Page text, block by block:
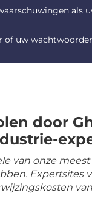
als
of uw
door
van onze
Expertsites